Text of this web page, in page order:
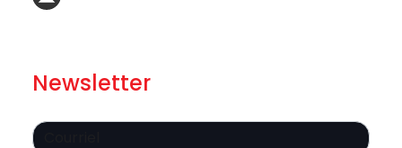
Newsletter